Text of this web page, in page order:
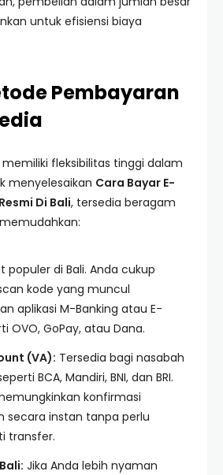
untuk efisiensi biaya
Pembayaran
memiliki fleksibilitas tinggi dalam
menyelesaikan Cara Bayar E-
Di Bali, tersedia beragam
populer di Bali. Anda cukup
kode yang muncul
aplikasi M-Banking atau E-
OVO, GoPay, atau Dana.
(VA): Tersedia bagi nasabah
BCA, Mandiri, BNI, dan BRI.
konfirmasi
secara instan tanpa perlu
transfer.
Jika Anda lebih nyaman